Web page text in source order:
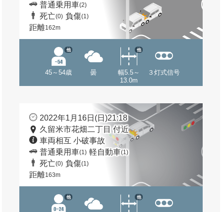
普通乗用車(2)
死亡(0) 負傷(1)
距離162m
45～54歳
他
曇
幅5.5～
13.0m
他
３灯式信号
2022年1月16日(日)21:18
久留米市花畑二丁目 付近
車両相互 小破事故
普通乗用車(1) 軽自動車(1)
死亡(0) 負傷(1)
距離163m
他 他